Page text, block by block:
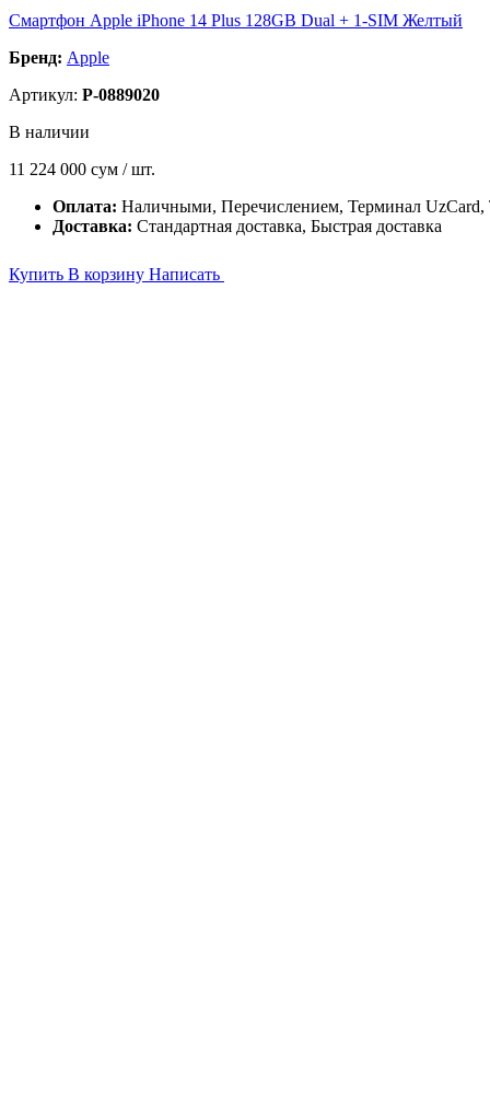
Смартфон Apple iPhone 14 Plus 128GB Dual + 1-SIM Желтый
Бренд: Apple
Артикул: P-0889020
В наличии
11 224 000 сум / шт.
Оплата: Наличными, Перечислением, Терминал
Доставка: Стандартная доставка, Быстрая доставка
Купить В корзину Написать